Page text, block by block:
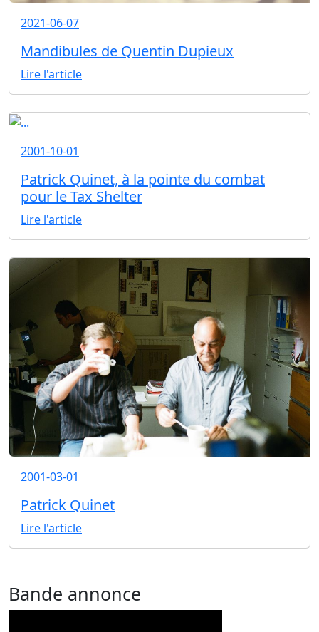
2021-06-07
Mandibules de Quentin Dupieux
Lire l'article
2001-10-01
Patrick Quinet, à la pointe du combat
pour le Tax Shelter
Lire l'article
2001-03-01
Patrick Quinet
Lire l'article
Bande annonce